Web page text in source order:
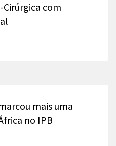
com
mais uma
no IPB